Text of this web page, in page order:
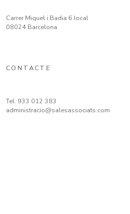
Carrer Miquel i Badia 6 local
08024 Barcelona
CONTACTE
Tel. 933 012 383
administracio@salesassociats.com